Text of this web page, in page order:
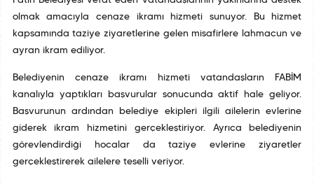
olmak amacıyla cenaze ikramı hizmeti sunuyor. Bu hizmet
kapsamında taziye ziyaretlerine gelen misafirlere lahmacun ve
ayran ikram ediliyor.
Belediyenin cenaze ikramı hizmeti vatandaşların FABİM
kanalıyla yaptıkları başvurular sonucunda aktif hale geliyor.
Başvurunun ardından belediye ekipleri ilgili ailelerin evlerine
giderek ikram hizmetini gerçekleştiriyor. Ayrıca belediyenin
görevlendirdiği hocalar da taziye evlerine ziyaretler
gerçekleştirerek ailelere teselli veriyor.